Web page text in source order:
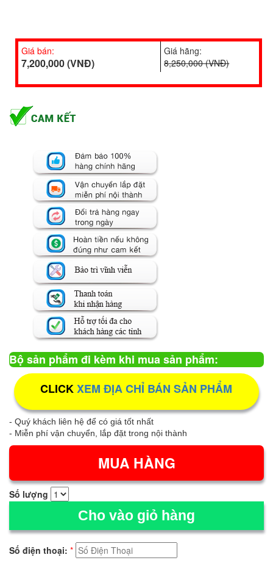
Giá bán:
7,200,000 (VNĐ)
Giá hãng:
8,250,000 (VNĐ)
Bộ sản phẩm đi kèm khi mua sản phẩm:
CLICKXEM ĐỊA CHỈ BÁN SẢN PHẨM
- Quý khách liên hệ để có giá tốt nhất
- Miễn phí vận chuyển, lắp đặt trong nội thành
Số lượng
Cho vào giỏ hàng
Số điện thoại: *